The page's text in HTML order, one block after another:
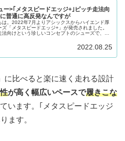
ー>｢メタスピードエッジ+｣ピッチ走法向
普通に高反発なんですが
は。2022年7月よりアシックスからハイエンド厚
ズ「メタスピードエッジ+」が発売されました。
法向けという珍しいコンセプトのシューズで、今
2022.08.25
に比べると楽に速く走れる設計
が高く幅広いペースで履きこな
います。｢メタスピードエッジ
ます。